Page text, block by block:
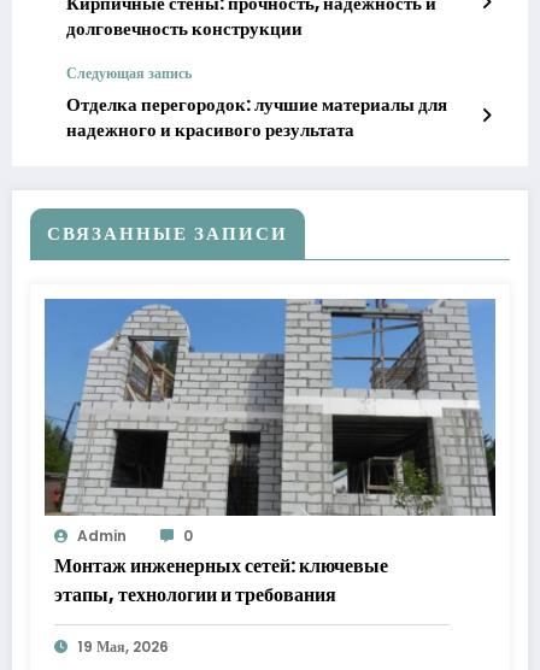
долговечность конструкции
Следующая запись
Отделка перегородок: лучшие материалы для
надежного и красивого результата
СВЯЗАННЫЕ ЗАПИСИ
Admin 0
Монтаж инженерных сетей: ключевые
этапы, технологии и требования
19 Мая, 2026